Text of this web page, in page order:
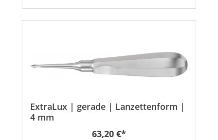
ExtraLux | gerade | Lanzettenform |
4 mm
Regulärer Preis:
63,20 €*